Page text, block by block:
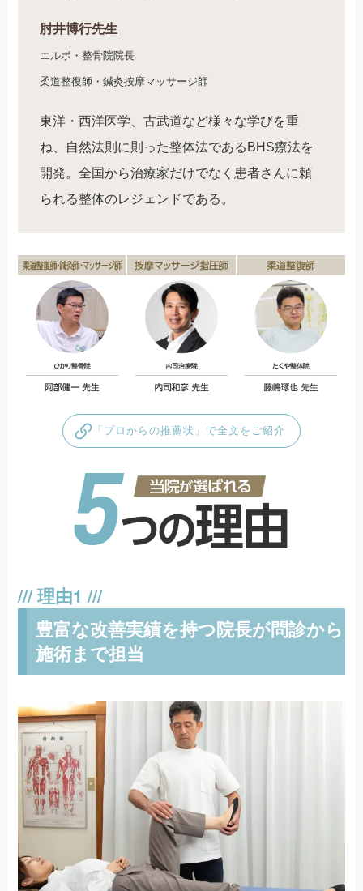
肘井博行先生
エルボ・整骨院院長
柔道整復師・鍼灸按摩マッサージ師
東洋・西洋医学、古武道など様々な学びを重
ね、自然法則に則った整体法であるBHS療法を
開発。全国から治療家だけでなく患者さんに頼
られる整体のレジェンドである。
「プロからの推薦状」で全文をご紹介
豊富な改善実績を持つ院長が問診から
施術まで担当